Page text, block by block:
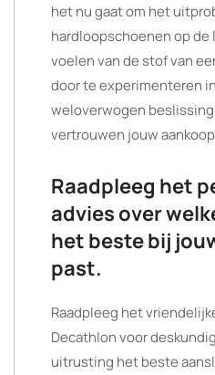
het nu gaat om het
hardloopschoenen op
voelen van de stof van
door te experimenteren
weloverwogen
vertrouwen jouw
Raadpleeg het
advies over
het beste bij
past.
Raadpleeg het
Decathlon voor
uitrusting het beste